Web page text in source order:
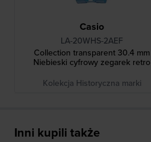
Casio
LA-20WHS-2AEF
Collection transparent 30.4 mm
Niebieski cyfrowy zegarek retro
Kolekcja Historyczna marki
Inni kupili także